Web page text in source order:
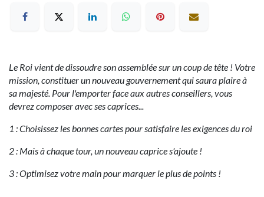
Le Roi vient de dissoudre son assemblée sur un coup de tête ! Votre
mission, constituer un nouveau gouvernement qui saura plaire à
sa majesté. Pour l'emporter face aux autres conseillers, vous
devrez composer avec ses caprices...
1 : Choisissez les bonnes cartes pour satisfaire les exigences du roi
2 : Mais à chaque tour, un nouveau caprice s'ajoute !
3 : Optimisez votre main pour marquer le plus de points !